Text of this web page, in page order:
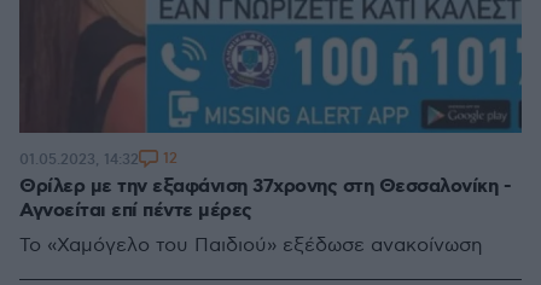
Θρίλερ με την εξαφάνιση 37χρονης στη Θεσσαλονίκη -
Αγνοείται επί πέντε μέρες
Το «Χαμόγελο του Παιδιού» εξέδωσε ανακοίνωση
01.05.2023, 14:32 12